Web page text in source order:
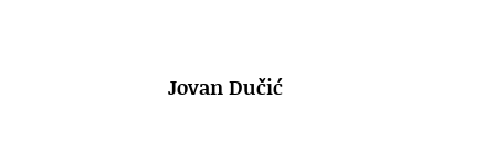
Jovan Dučić